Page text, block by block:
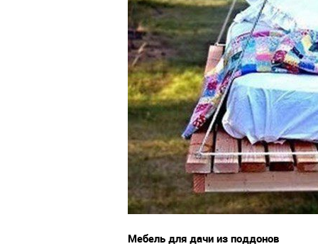
Мебель для дачи из поддонов